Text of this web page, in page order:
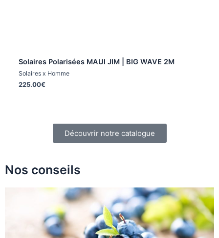
Aperçu rapide
Solaires Polarisées MAUI JIM | BIG WAVE 2M
Solaires x Homme
225.00€
Découvrir notre catalogue
Nos conseils